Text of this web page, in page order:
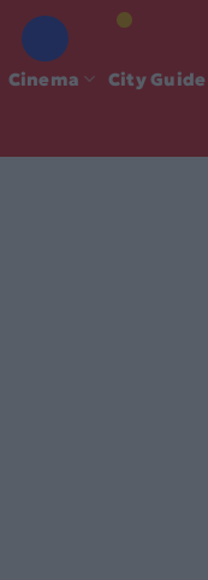
Cinema City Guide